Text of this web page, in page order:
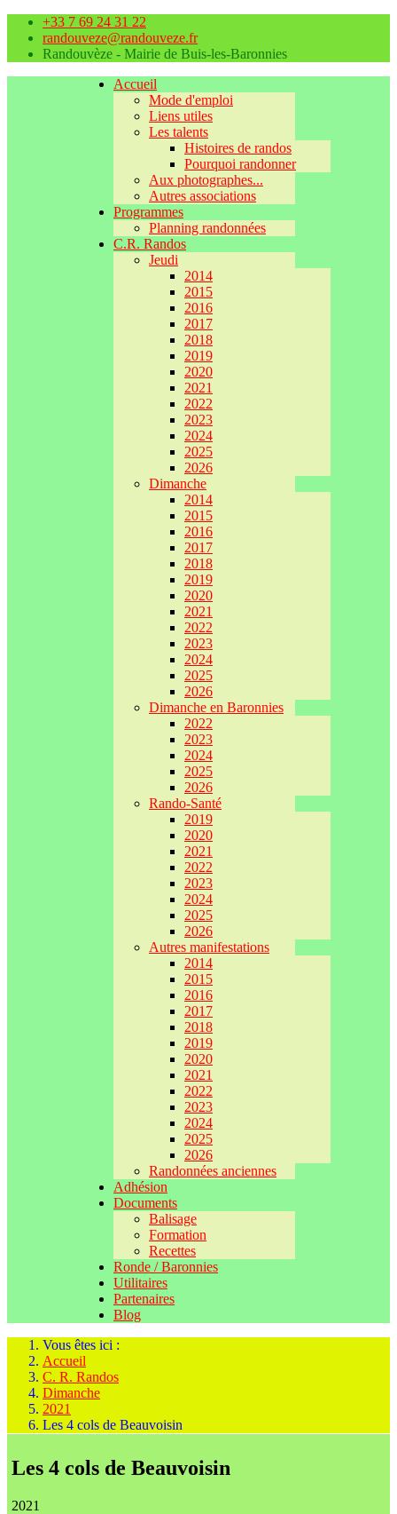
+33 7 69 24 31 22
randouveze@randouveze.fr
Randouvèze - Mairie de Buis-les-Baronnies
Accueil
Mode d'emploi
Liens utiles
Les talents
Histoires de randos
Pourquoi randonner
Aux photographes...
Autres associations
Programmes
Planning randonnées
C.R. Randos
Jeudi
2014
2015
2016
2017
2018
2019
2020
2021
2022
2023
2024
2025
2026
Dimanche
2014
2015
2016
2017
2018
2019
2020
2021
2022
2023
2024
2025
2026
Dimanche en Baronnies
2022
2023
2024
2025
2026
Rando-Santé
2019
2020
2021
2022
2023
2024
2025
2026
Autres manifestations
2014
2015
2016
2017
2018
2019
2020
2021
2022
2023
2024
2025
2026
Randonnées anciennes
Adhésion
Documents
Balisage
Formation
Recettes
Ronde / Baronnies
Utilitaires
Partenaires
Blog
Vous êtes ici :
Accueil
C. R. Randos
Dimanche
2021
Les 4 cols de Beauvoisin
Les 4 cols de Beauvoisin
2021